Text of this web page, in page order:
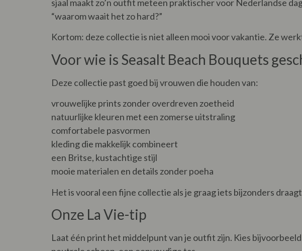
sjaal maakt zo’n outfit meteen praktischer voor Nederlandse
“waarom waait het zo hard?”
Kortom: deze collectie is niet alleen mooi voor vakantie. Ze
Voor wie is Seasalt Beach Bouquets
Deze collectie past goed bij vrouwen die houden van:
vrouwelijke prints zonder overdreven zoetheid
natuurlijke kleuren met een zomerse uitstraling
comfortabele pasvormen
kleding die makkelijk combineert
een Britse, kustachtige stijl
mooie materialen en details zonder poeha
Het is vooral een fijne collectie als je graag iets bijzonders
Onze La Vie-tip
Laat één print het middelpunt van je outfit zijn. Kies